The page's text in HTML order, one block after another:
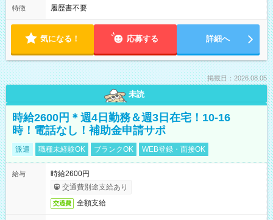
特徴 履歴書不要
気になる！ 応募する 詳細へ
掲載日：2026.08.05
未読
時給2600円＊週4日勤務＆週3日在宅！10-16
時！電話なし！補助金申請サポ
派遣 職種未経験OK ブランクOK WEB登録・面接OK
給与
時給2600円
交通費別途支給あり
交通費 全額支給